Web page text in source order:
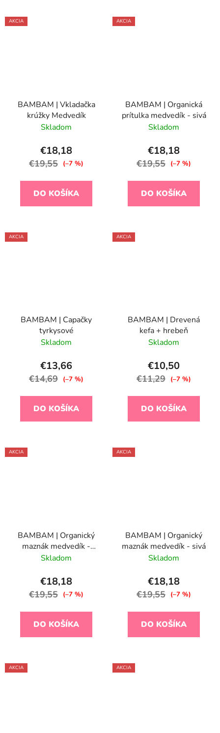
AKCIA
BAMBAM | Vkladačka
krúžky Medvedík
Skladom
€18,18
€19,55 (–7 %)
DO KOŠÍKA
AKCIA
BAMBAM | Organická
prítulka medvedík - sivá
Skladom
€18,18
€19,55 (–7 %)
DO KOŠÍKA
AKCIA
BAMBAM | Capačky
tyrkysové
Skladom
€13,66
€14,69 (–7 %)
DO KOŠÍKA
AKCIA
BAMBAM | Drevená
kefa + hrebeň
Skladom
€10,50
€11,29 (–7 %)
DO KOŠÍKA
AKCIA
BAMBAM | Organický
maznák medvedík -
ružová
Skladom
€18,18
€19,55 (–7 %)
DO KOŠÍKA
AKCIA
BAMBAM | Organický
maznák medvedík - sivá
Skladom
€18,18
€19,55 (–7 %)
DO KOŠÍKA
AKCIA AKCIA